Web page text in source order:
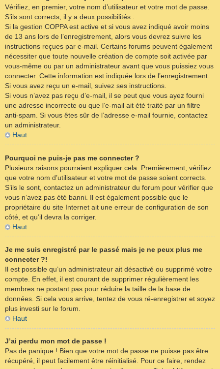
Vérifiez, en premier, votre nom d’utilisateur et votre mot de passe.
S’ils sont corrects, il y a deux possibilités :
Si la gestion COPPA est active et si vous avez indiqué avoir moins
de 13 ans lors de l’enregistrement, alors vous devrez suivre les
instructions reçues par e-mail. Certains forums peuvent également
nécessiter que toute nouvelle création de compte soit activée par
vous-même ou par un administrateur avant que vous puissiez vous
connecter. Cette information est indiquée lors de l’enregistrement.
Si vous avez reçu un e-mail, suivez ses instructions.
Si vous n’avez pas reçu d’e-mail, il se peut que vous ayez fourni
une adresse incorrecte ou que l’e-mail ait été traité par un filtre
anti-spam. Si vous êtes sûr de l’adresse e-mail fournie, contactez
un administrateur.
Haut
Pourquoi ne puis-je pas me connecter ?
Plusieurs raisons pourraient expliquer cela. Premièrement, vérifiez
que votre nom d’utilisateur et votre mot de passe soient corrects.
S’ils le sont, contactez un administrateur du forum pour vérifier que
vous n’avez pas été banni. Il est également possible que le
propriétaire du site Internet ait une erreur de configuration de son
côté, et qu’il devra la corriger.
Haut
Je me suis enregistré par le passé mais je ne peux plus me
connecter ?!
Il est possible qu’un administrateur ait désactivé ou supprimé votre
compte. En effet, il est courant de supprimer régulièrement les
membres ne postant pas pour réduire la taille de la base de
données. Si cela vous arrive, tentez de vous ré-enregistrer et soyez
plus investi sur le forum.
Haut
J’ai perdu mon mot de passe !
Pas de panique ! Bien que votre mot de passe ne puisse pas être
récupéré, il peut facilement être réinitialisé. Pour ce faire, rendez